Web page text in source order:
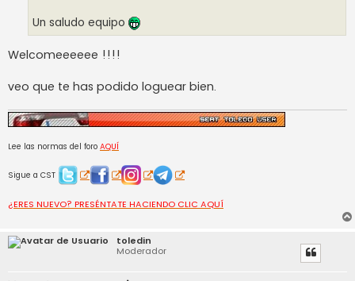
Un saludo equipo
Welcomeeeeee !!!!
veo que te has podido loguear bien.
Lee las normas del foro AQUÍ
Sigue a CST
¿ERES NUEVO? PRESÉNTATE HACIENDO CLIC AQUÍ
toledin
Moderador